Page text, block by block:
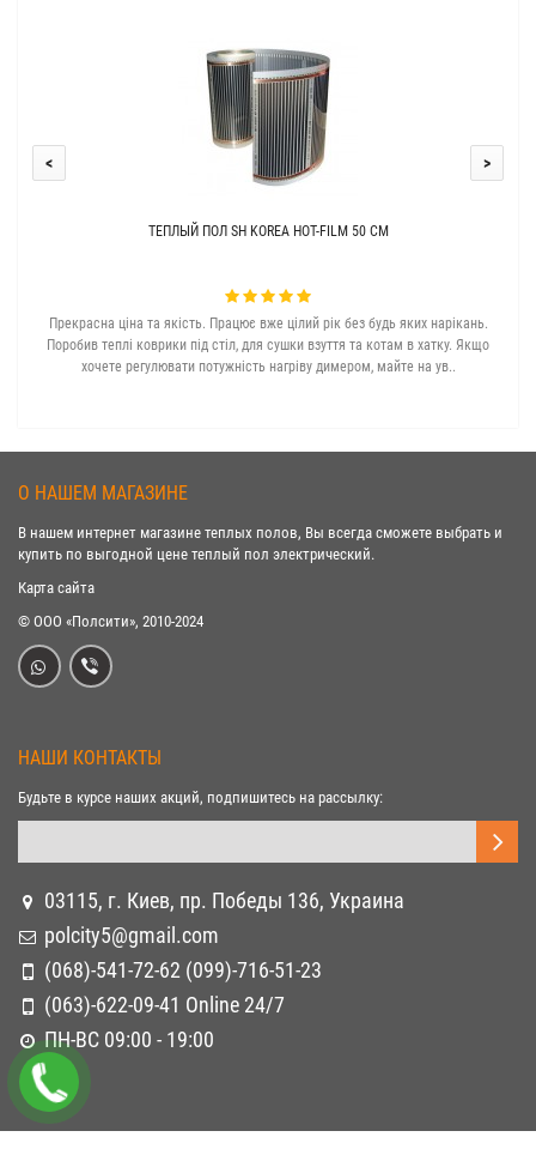
ТЕПЛЫЙ ПОЛ SH KOREA HOT-FILM 50 СМ
Прекрасна ціна та якість. Працює вже цілий рік без будь яких нарікань.
Поробив теплі коврики під стіл, для сушки взуття та котам в хатку. Якщо
хочете регулювати потужність нагріву димером, майте на ув..
< >
О НАШЕМ МАГАЗИНЕ
В нашем интернет магазине теплых полов, Вы всегда сможете выбрать и
купить по выгодной цене теплый пол электрический.
Карта сайта
© ООО «Полсити», 2010-2024
НАШИ КОНТАКТЫ
Будьте в курсе наших акций, подпишитесь на рассылку:
03115, г. Киев, пр. Победы 136, Украина
polcity5@gmail.com
(068)-541-72-62 (099)-716-51-23
(063)-622-09-41 Online 24/7
ПН-ВС 09:00 - 19:00